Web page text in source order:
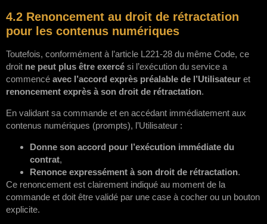
4.2 Renoncement au droit de rétractation
pour les contenus numériques
Toutefois, conformément à l’article L221-28 du même Code, ce
droit ne peut plus être exercé si l’exécution du service a
commencé avec l’accord exprès préalable de l’Utilisateur et
renoncement exprès à son droit de rétractation.
En validant sa commande et en accédant immédiatement aux
contenus numériques (prompts), l’Utilisateur :
Donne son accord pour l’exécution immédiate du
contrat,
Renonce expressément à son droit de rétractation.
Ce renoncement est clairement indiqué au moment de la
commande et doit être validé par une case à cocher ou un bouton
explicite.